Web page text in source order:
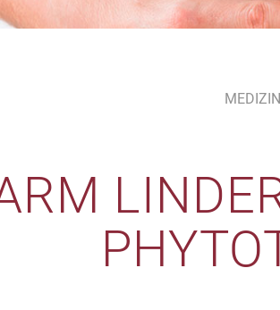
MEDIZIN